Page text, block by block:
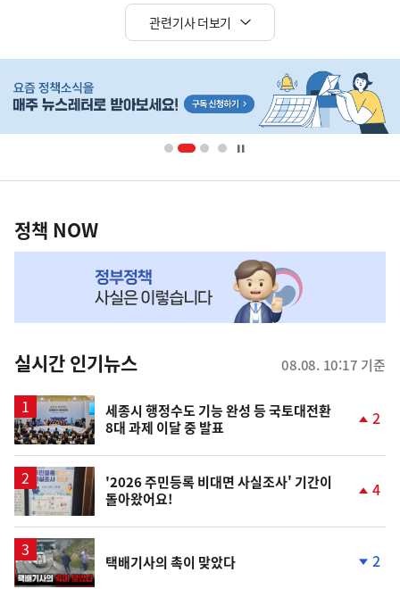
관련기사 더보기
단
영
책
NOW,
뉴
스
정책 NOW
실시간 인기뉴스 08.08. 10:17 기준
세종시 행정수도 기능 완성 등 국토대전환
8대 과제 이달 중 발표
2
'2026 주민등록 비대면 사실조사' 기간이
돌아왔어요!
4
영
상
택배기사의 촉이 맞았다 2